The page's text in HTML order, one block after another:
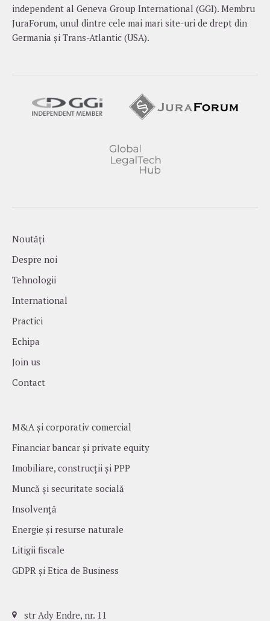
independent al Geneva Group International (GGI). Membru
JuraForum, unul dintre cele mai mari site-uri de drept din
Germania și Trans-Atlantic (USA).
Noutăți
Despre noi
Tehnologii
International
Practici
Echipa
Join us
Contact
M&A și corporativ comercial
Financiar bancar și private equity
Imobiliare, construcții și PPP
Muncă și securitate socială
Insolvență
Energie și resurse naturale
Litigii fiscale
GDPR și Etica de Business
str Ady Endre, nr. 11